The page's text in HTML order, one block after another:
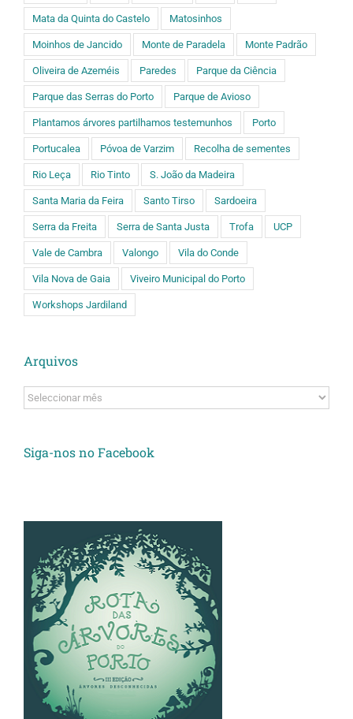
Mata da Quinta do Castelo Matosinhos
Moinhos de Jancido Monte de Paradela Monte Padrão
Oliveira de Azeméis Paredes Parque da Ciência
Parque das Serras do Porto Parque de Avioso
Plantamos árvores partilhamos testemunhos Porto
Portucalea Póvoa de Varzim Recolha de sementes
Rio Leça Rio Tinto S. João da Madeira
Santa Maria da Feira Santo Tirso Sardoeira
Serra da Freita Serra de Santa Justa Trofa UCP
Vale de Cambra Valongo Vila do Conde
Vila Nova de Gaia Viveiro Municipal do Porto
Workshops Jardiland
Arquivos
Arquivos
Siga-nos no Facebook